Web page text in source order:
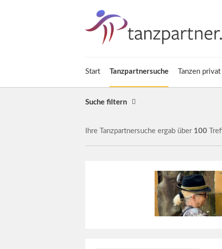
Start Tanzpartnersuche Tanzen privat
Suche filtern
Ihre Tanzpartnersuche ergab über 100